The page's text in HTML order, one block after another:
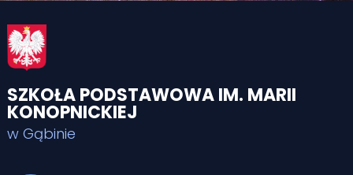
SZKOŁA PODSTAWOWA IM. MARII
KONOPNICKIEJ
w Gąbinie